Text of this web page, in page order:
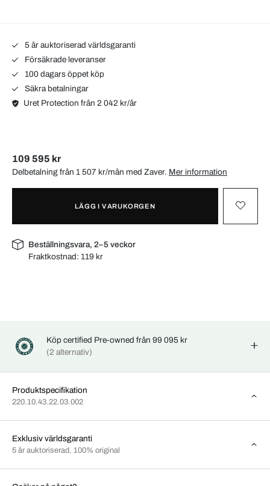
5 år auktoriserad världsgaranti
Försäkrade leveranser
100 dagars öppet köp
Säkra betalningar
Uret Protection från 2 042 kr/år
109 595 kr
Delbetalning från 1 507 kr/mån med Zaver. Mer information
LÄGG I VARUKORGEN
Beställningsvara, 2–5 veckor
Fraktkostnad: 119 kr
Köp certified Pre-owned från 99 095 kr
(2 alternativ)
Produktspecifikation
220.10.43.22.03.002
Exklusiv världsgaranti
5 år auktoriserad, 100% original